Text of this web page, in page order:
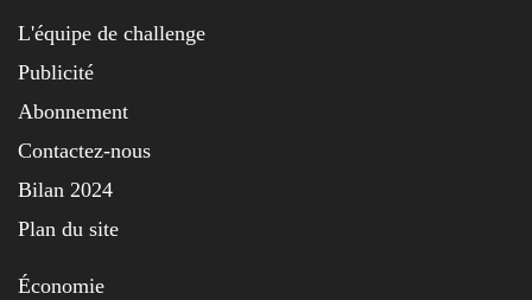
L'équipe de challenge
Publicité
Abonnement
Contactez-nous
Bilan 2024
Plan du site
Économie